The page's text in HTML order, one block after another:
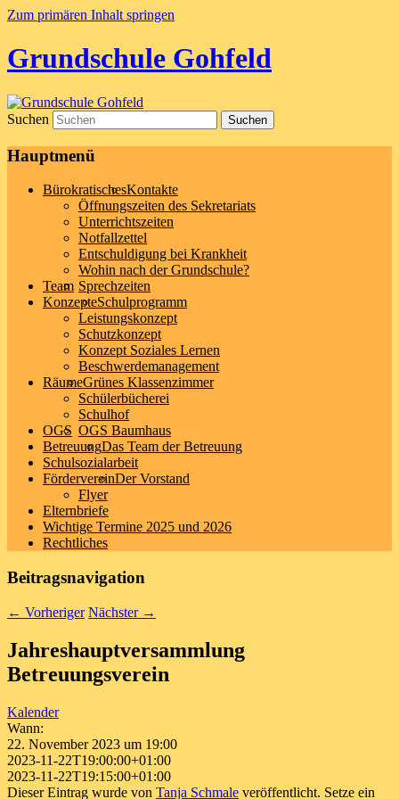
Zum primären Inhalt springen
Grundschule Gohfeld
Suchen
Hauptmenü
BürokratischesKontakte
Öffnungszeiten des Sekretariats
Unterrichtszeiten
Notfallzettel
Entschuldigung bei Krankheit
Wohin nach der Grundschule?
Team Sprechzeiten
KonzepteSchulprogramm
Leistungskonzept
Schutzkonzept
Konzept Soziales Lernen
Beschwerdemanagement
RäumeGrünes Klassenzimmer
Schülerbücherei
Schulhof
OGS OGS Baumhaus
BetreuungDas Team der Betreuung
Schulsozialarbeit
FördervereinDer Vorstand
Flyer
Elternbriefe
Wichtige Termine 2025 und 2026
Rechtliches
Beitragsnavigation
← Vorheriger Nächster →
Jahreshauptversammlung
Betreuungsverein
Kalender
Wann:
22. November 2023 um 19:00
2023-11-22T19:00:00+01:00
2023-11-22T19:15:00+01:00
Dieser Eintrag wurde von Tanja Schmale veröffentlicht. Setze ein